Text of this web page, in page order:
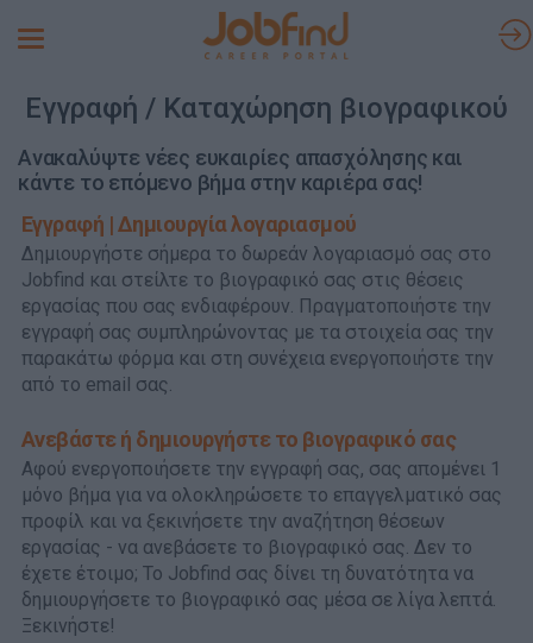
Toggle
Εγγραφή / Καταχώρηση βιογραφικού
Ανακαλύψτε νέες ευκαιρίες απασχόλησης και
κάντε το επόμενο βήμα στην καριέρα σας!
Εγγραφή | Δημιουργία λογαριασμού
Δημιουργήστε σήμερα το δωρεάν λογαριασμό σας στο
Jobfind και στείλτε το βιογραφικό σας στις θέσεις
εργασίας που σας ενδιαφέρουν. Πραγματοποιήστε την
εγγραφή σας συμπληρώνοντας με τα στοιχεία σας την
παρακάτω φόρμα και στη συνέχεια ενεργοποιήστε την
από το email σας.
Ανεβάστε ή δημιουργήστε το βιογραφικό σας
Αφού ενεργοποιήσετε την εγγραφή σας, σας απομένει 1
μόνο βήμα για να ολοκληρώσετε το επαγγελματικό σας
προφίλ και να ξεκινήσετε την αναζήτηση θέσεων
εργασίας - να ανεβάσετε το βιογραφικό σας. Δεν το
έχετε έτοιμο; Το Jobfind σας δίνει τη δυνατότητα να
δημιουργήσετε το βιογραφικό σας μέσα σε λίγα λεπτά.
Ξεκινήστε!